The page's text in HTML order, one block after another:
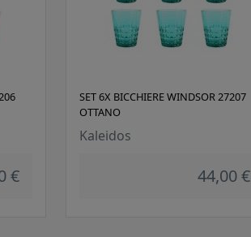
€
SET 6X BICCHIERE WINDSOR 27207
OTTANO
Kaleidos
44,00 €